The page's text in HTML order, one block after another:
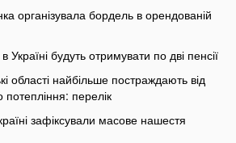
організувала бордель в орендованій
Україні будуть отримувати по дві пенсії
області найбільше постраждають від
потепління: перелік
зафіксували масове нашестя